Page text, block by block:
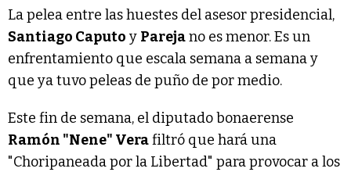
La pelea entre las huestes del asesor presidencial,
Santiago Caputo y Parejano es menor. Es un
enfrentamiento que escala semana a semana y
que ya tuvo peleas de puño de por medio.
Este fin de semana, el diputado bonaerense
Ramón "Nene" Verafiltró que hará una
"Choripaneada por la Libertad" para provocar a los